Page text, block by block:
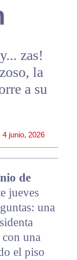
zas!
la
a su
4 junio, 2026
de
jueves
una
una
el piso